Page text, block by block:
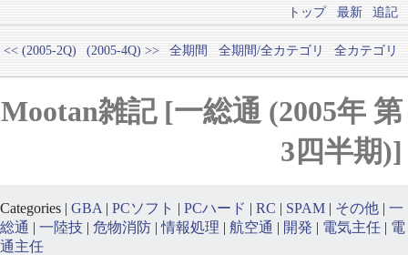
トップ 最新 追記
<< (2005-2Q) (2005-4Q) >> 全期間 全期間/全カテゴリ 全カテゴリ
Mootan雑記 [一総通 (2005年 第
3四半期)]
Categories | GBA | PCソフト | PCハード | RC | SPAM | その他 | 一
総通 | 一陸技 | 危物消防 |情報処理 | 航空通 | 開発 | 電気主任 | 電
通主任